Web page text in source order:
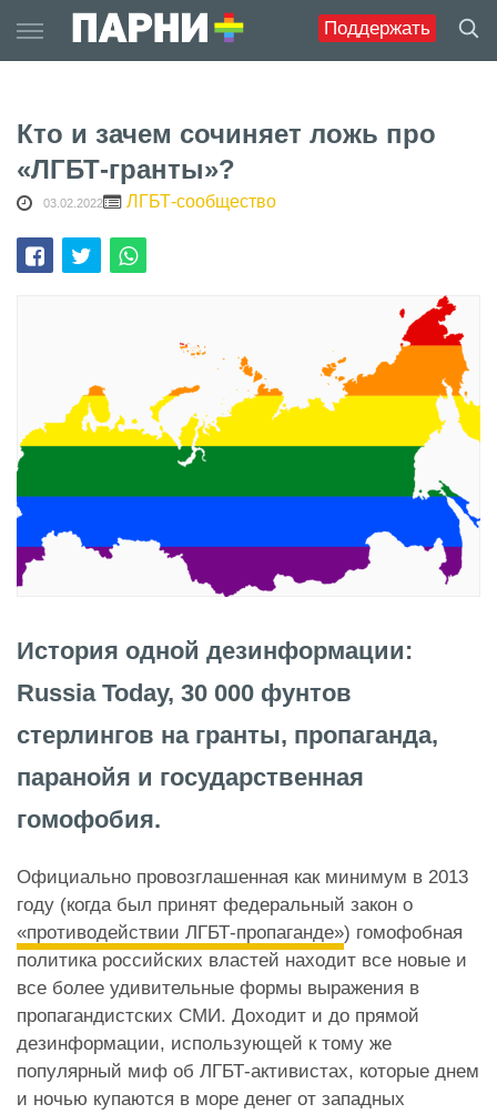
Поддержать
to
content
Кто и зачем сочиняет ложь про
«ЛГБТ-гранты»?
03.02.2022 ЛГБТ-сообщество
История одной дезинформации:
Russia Today, 30 000 фунтов
стерлингов на гранты, пропаганда,
паранойя и государственная
гомофобия.
Официально провозглашенная как минимум в 2013
году (когда был принят федеральный закон о
«противодействии ЛГБТ-пропаганде») гомофобная
политика российских властей находит все новые и
все более удивительные формы выражения в
пропагандистских СМИ. Доходит и до прямой
дезинформации, использующей к тому же
популярный миф об ЛГБТ-активистах, которые днем
и ночью купаются в море денег от западных